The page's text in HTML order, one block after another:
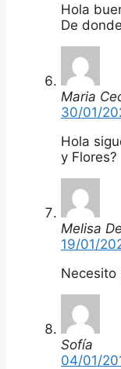
Hola
De
Maria
30/01/
Hola
y Flores?
Melisa
19/01/
Necesito
Sofía
04/01/